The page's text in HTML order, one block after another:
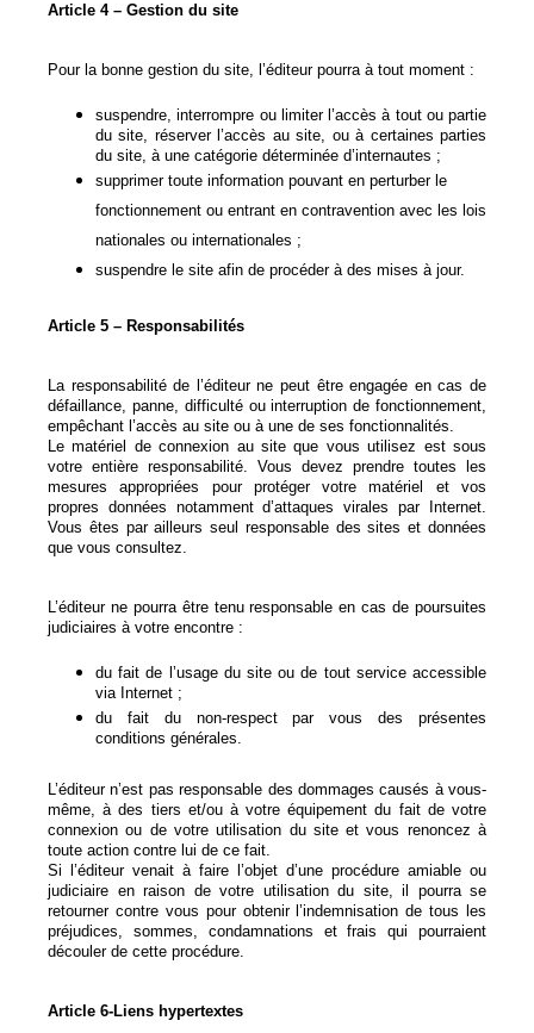
Article 4 – Gestion du site
Pour la bonne gestion du site, l’éditeur pourra à tout moment :
suspendre, interrompre ou limiter l’accès à tout ou partie
du site, réserver l’accès au site, ou à certaines parties
du site, à une catégorie déterminée d’internautes ;
supprimer toute information pouvant en perturber le
fonctionnement ou entrant en contravention avec les lois
nationales ou internationales ;
suspendre le site afin de procéder à des mises à jour.
Article 5 – Responsabilités
La responsabilité de l’éditeur ne peut être engagée en cas de
défaillance, panne, difficulté ou interruption de fonctionnement,
empêchant l’accès au site ou à une de ses fonctionnalités.
Le matériel de connexion au site que vous utilisez est sous
votre entière responsabilité. Vous devez prendre toutes les
mesures appropriées pour protéger votre matériel et vos
propres données notamment d’attaques virales par Internet.
Vous êtes par ailleurs seul responsable des sites et données
que vous consultez.
L’éditeur ne pourra être tenu responsable en cas de poursuites
judiciaires à votre encontre :
du fait de l’usage du site ou de tout service accessible
via Internet ;
du fait du non-respect par vous des présentes
conditions générales.
L’éditeur n’est pas responsable des dommages causés à vous-
même, à des tiers et/ou à votre équipement du fait de votre
connexion ou de votre utilisation du site et vous renoncez à
toute action contre lui de ce fait.
Si l’éditeur venait à faire l’objet d’une procédure amiable ou
judiciaire en raison de votre utilisation du site, il pourra se
retourner contre vous pour obtenir l’indemnisation de tous les
préjudices, sommes, condamnations et frais qui pourraient
découler de cette procédure.
Article 6-Liens hypertextes